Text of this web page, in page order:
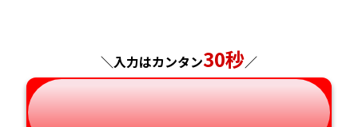
神奈川県
岐阜県
奈良県
広島県
山口県
長崎県
熊本県
＼入力はカンタン30秒／